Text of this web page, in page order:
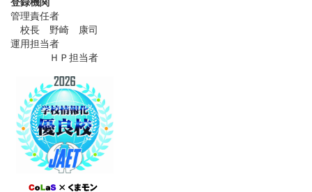
管理責任者
校長 野崎 康司
運用担当者
ＨＰ担当者